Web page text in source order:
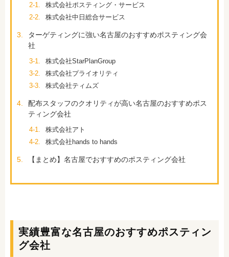
2-1.
株式会社ポスティング・サービス
2-2.
株式会社中日総合サービス
3.
ターゲティングに強い名古屋のおすすめポスティング会
社
3-1.
株式会社StarPlanGroup
3-2.
株式会社プライオリティ
3-3.
株式会社ティムズ
4.
配布スタッフのクオリティが高い名古屋のおすすめポス
ティング会社
4-1.
株式会社アト
4-2.
株式会社hands to hands
5. 【まとめ】名古屋でおすすめのポスティング会社
実績豊富な名古屋のおすすめポスティン
グ会社